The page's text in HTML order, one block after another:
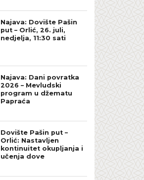
Najava: Dovište Pašin
put – Orlić, 26. juli,
nedjelja, 11:30 sati
Najava: Dani povratka
2026 – Mevludski
program u džematu
Papraća
Dovište Pašin put –
Orlić: Nastavljen
kontinuitet okupljanja i
učenja dove